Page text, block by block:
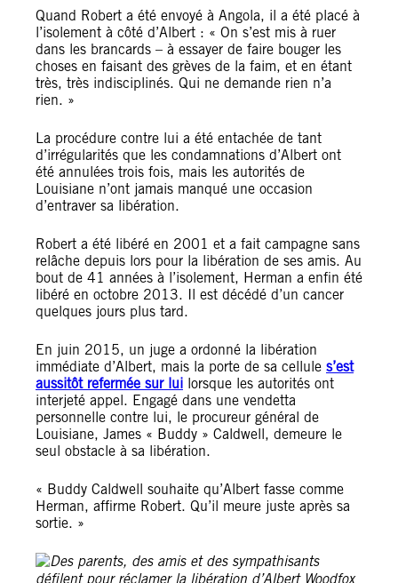
Quand Robert a été envoyé à Angola, il a été placé à
l’isolement à côté d’Albert : « On s’est mis à ruer
dans les brancards – à essayer de faire bouger les
choses en faisant des grèves de la faim, et en étant
très, très indisciplinés. Qui ne demande rien n’a
rien. »
La procédure contre lui a été entachée de tant
d’irrégularités que les condamnations d’Albert ont
été annulées trois fois, mais les autorités de
Louisiane n’ont jamais manqué une occasion
d’entraver sa libération.
Robert a été libéré en 2001 et a fait campagne sans
relâche depuis lors pour la libération de ses amis. Au
bout de 41 années à l’isolement, Herman a enfin été
libéré en octobre 2013. Il est décédé d’un cancer
quelques jours plus tard.
En juin 2015, un juge a ordonné la libération
immédiate d’Albert, mais la porte de sa cellule s’est
aussitôt refermée sur lui lorsque les autorités ont
interjeté appel. Engagé dans une vendetta
personnelle contre lui, le procureur général de
Louisiane, James « Buddy » Caldwell, demeure le
seul obstacle à sa libération.
« Buddy Caldwell souhaite qu’Albert fasse comme
Herman, affirme Robert. Qu’il meure juste après sa
sortie. »